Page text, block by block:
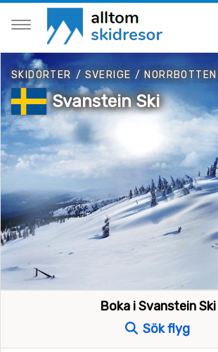
SKIDORTER / SVERIGE / NORRBOTTEN
Svanstein Ski
Boka i Svanstein Ski
Sök flyg